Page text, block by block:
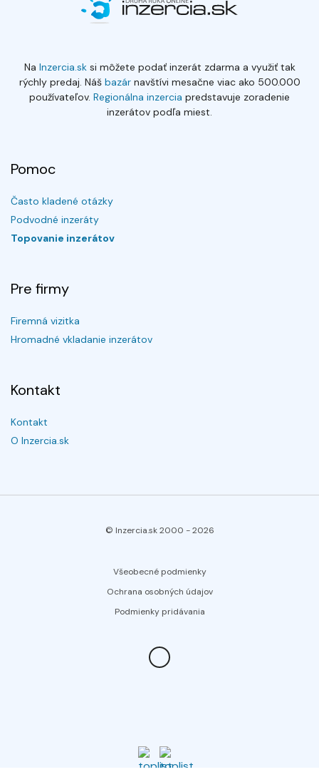
Na Inzercia.sksi môžete podať inzerát zdarma a využiť tak
rýchly predaj. Náš bazárnavštívi mesačne viac ako 500.000
používateľov. Regionálna inzercia predstavuje zoradenie
inzerátov podľa miest.
Pomoc
Často kladené otázky
Podvodné inzeráty
Topovanie inzerátov
Pre firmy
Firemná vizitka
Hromadné vkladanie inzerátov
Kontakt
Kontakt
O Inzercia.sk
© Inzercia.sk 2000 -2026
Všeobecné podmienky
Ochrana osobných údajov
Podmienky pridávania